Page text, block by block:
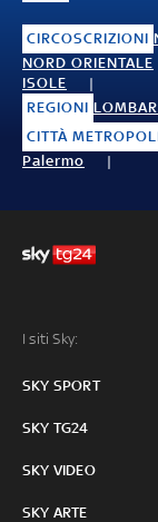
CIRCOSCRIZIONI
NORD ORIENTALE
ISOLE
REGIONI
CITTÀ
Palermo
I siti Sky:
SKY SPORT
SKY TG24
SKY VIDEO
SKY ARTE